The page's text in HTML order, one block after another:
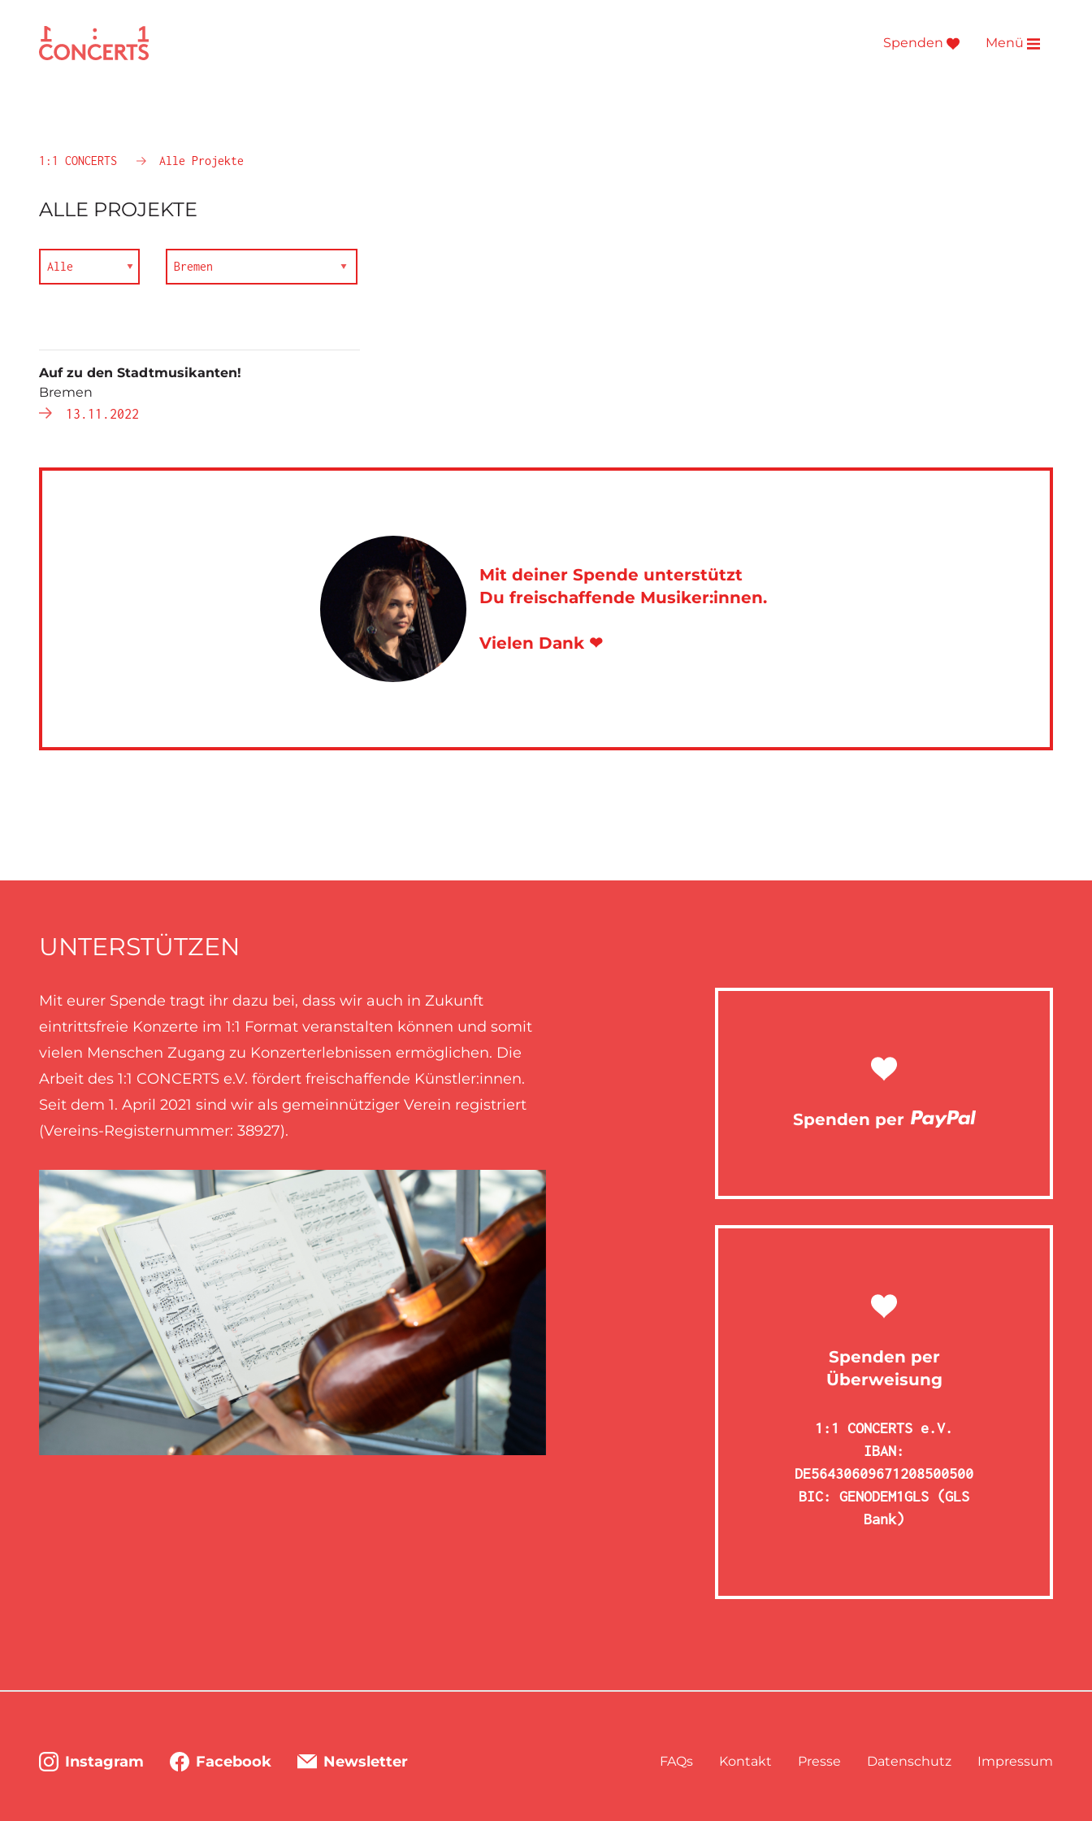
Spenden Menü
1:1 CONCERTS Alle Projekte
ALLE PROJEKTE
Auf zu den Stadtmusikanten!
Bremen
13.11.2022
Mit deiner Spende unterstützt
Du freischaffende Musiker:innen.
Vielen Dank ❤
UNTERSTÜTZEN
Mit eurer Spende tragt ihr dazu bei, dass wir auch in Zukunft
eintrittsfreie Konzerte im 1:1 Format veranstalten können und somit
vielen Menschen Zugang zu Konzerterlebnissen ermöglichen. Die
Arbeit des 1:1 CONCERTS e.V. fördert freischaffende Künstler:innen.
Seit dem 1. April 2021 sind wir als gemeinnütziger Verein registriert
(Vereins-Registernummer: 38927).
Spenden per
Spenden per
Überweisung
1:1 CONCERTS e.V.
IBAN:
DE56430609671208500500
BIC: GENODEM1GLS (GLS
Bank)
Instagram Facebook Newsletter FAQs Kontakt Presse Datenschutz Impressum